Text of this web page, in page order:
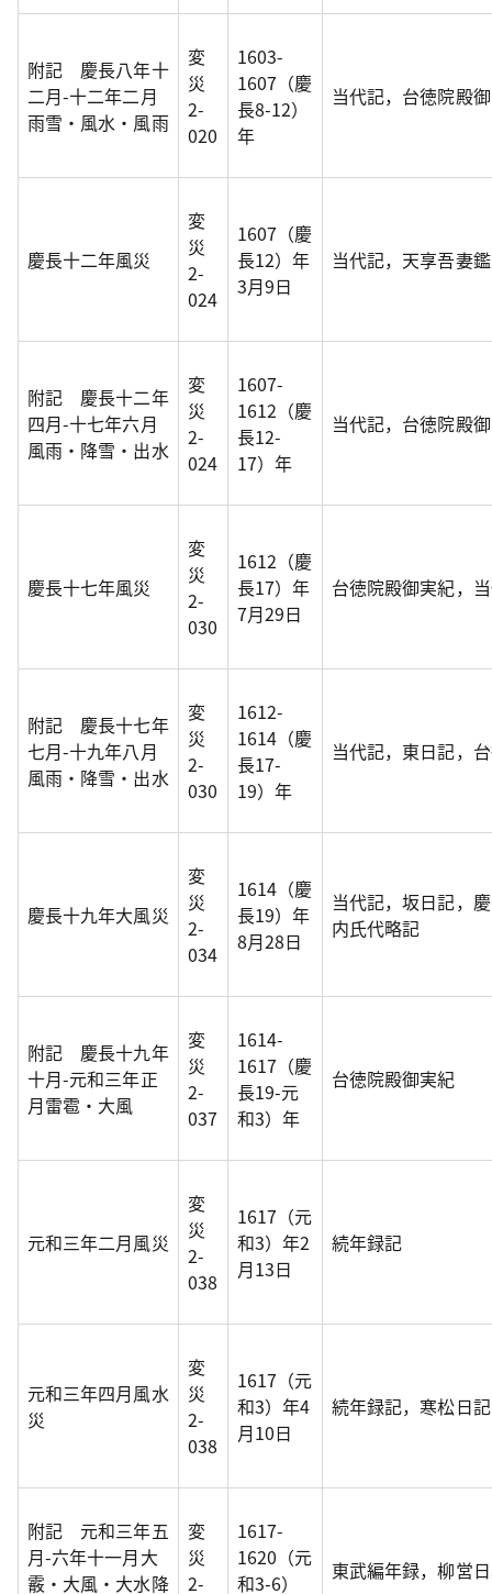
附記 慶長八年十
二月-十二年二月
雨雪・風水・風雨
変
災
2-
020
1603-
1607（慶
長8-12）
年
当代記，台徳院殿
慶長十二年風災
変
災
2-
024
1607（慶
長12）年
3月9日
当代記，天享吾妻
附記 慶長十二年
四月-十七年六月
風雨・降雪・出水
変
災
2-
024
1607-
1612（慶
長12-
17）年
当代記，台徳院殿
慶長十七年風災
変
災
2-
030
1612（慶
長17）年
7月29日
台徳院殿御実紀，
附記 慶長十七年
七月-十九年八月
風雨・降雪・出水
変
災
2-
030
1612-
1614（慶
長17-
19）年
当代記，東日記，
慶長十九年大風災
変
災
2-
034
1614（慶
長19）年
8月28日
当代記，坂日記，
内氏代略記
附記 慶長十九年
十月-元和三年正
月雷雹・大風
変
災
2-
037
1614-
1617（慶
長19-元
和3）年
台徳院殿御実紀
元和三年二月風災
変
災
2-
038
1617（元
和3）年2
月13日
続年録記
元和三年四月風水
災
変
災
2-
038
1617（元
和3）年4
月10日
続年録記，寒松日
附記 元和三年五
月-六年十一月大
霰・大風・大水降
変
災
2-
1617-
1620（元
和3-6）
東武編年録，柳営